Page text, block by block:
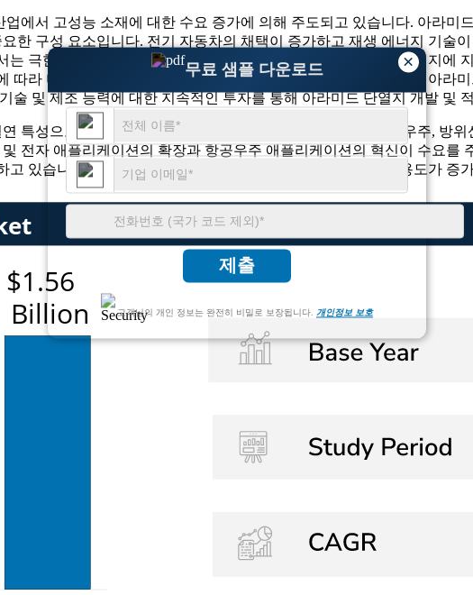
×
무료 샘플 다운로드
제출
고객님의 개인 정보는 완전히 비밀로 보장됩니다. 개인정보 보호
에서 고성능 소재에 대한 수요 증가에 의해 주도되고 있습니다. 아라미
한 구성 요소입니다. 전기 자동차의 채택이 증가하고 재생 에너지 기술
극한 조건에서도 안정적인 성능을 제공하기 위해 아라미드 절연지에
따라 미국 시장은 꾸준히 성장할 것으로 예상됩니다. 또한, 친환경 아라
술 및 제조 능력에 대한 지속적인 투자를 통해 아라미드 단열지 개발 및
특성으로 인해 상당한 주목을 받고 있습니다. 특히 전자, 항공우주, 방
전자 애플리케이션의 확장과 항공우주 애플리케이션의 혁신이 수요를
있습니다. 시장의 급속한 발전은 중요한 애플리케이션의 활용도가 증